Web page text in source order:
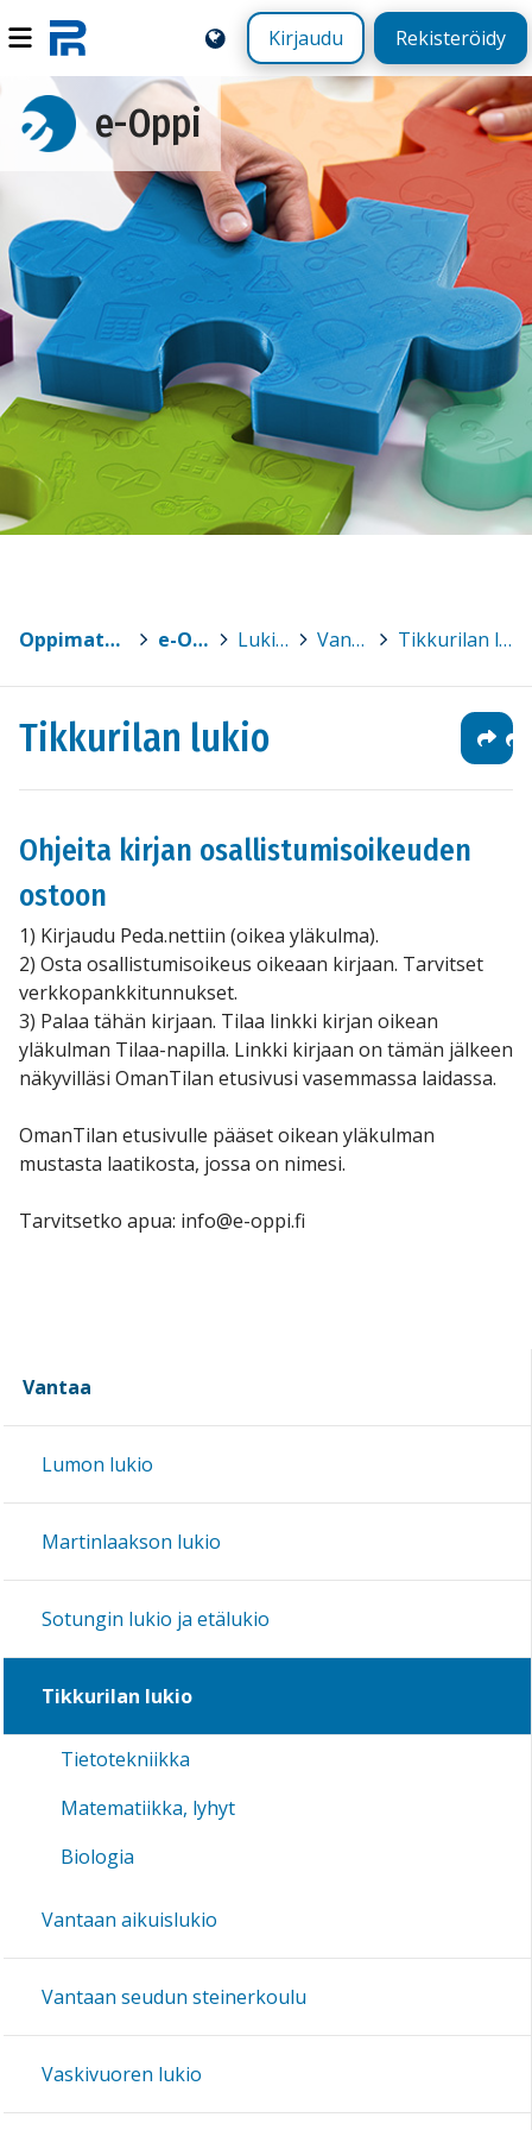
Kirjaudu Rekisteröidy
e-Oppi
Oppimateriaalit > e-Oppi > Lukiot > Vantaa > Tikkurilan lukio
Tikkurilan lukio
Ohjeita kirjan osallistumisoikeuden
ostoon
1) Kirjaudu Peda.nettiin (oikea yläkulma).
2) Osta osallistumisoikeus oikeaan kirjaan. Tarvitset
verkkopankkitunnukset.
3) Palaa tähän kirjaan. Tilaa linkki kirjan oikean
yläkulman Tilaa-napilla. Linkki kirjaan on tämän jälkeen
näkyvilläsi OmanTilan etusivusi vasemmassa laidassa.
OmanTilan etusivulle pääset oikean yläkulman
mustasta laatikosta, jossa on nimesi.
Tarvitsetko apua: info@e-oppi.fi
Vantaa
Lumon lukio
Martinlaakson lukio
Sotungin lukio ja etälukio
Tikkurilan lukio
Tietotekniikka
Matematiikka, lyhyt
Biologia
Vantaan aikuislukio
Vantaan seudun steinerkoulu
Vaskivuoren lukio